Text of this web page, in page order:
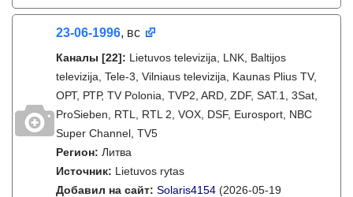
23-06-1996, вс
Каналы [22]: Lietuvos televizija, LNK, Baltijos
televizija, Tele-3, Vilniaus televizija, Kaunas Plius TV,
ОРТ, РТР, TV Polonia, TVP2, ARD, ZDF, SAT.1, 3Sat,
ProSieben, RTL, RTL 2, VOX, DSF, Eurosport, NBC
Super Channel, TV5
Регион: Литва
Источник: Lietuvos rytas
Добавил на сайт: Solaris4154 (2026-05-19